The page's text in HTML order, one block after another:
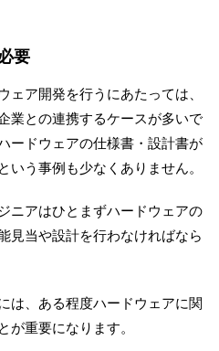
要
ェア開発を行うにあたっては、
業との連携するケースが多いで
ードウェアの仕様書・設計書が
いう事例も少なくありません。
ニアはひとまずハードウェアの
見当や設計を行わなければなら
は、ある程度ハードウェアに関
が重要になります。